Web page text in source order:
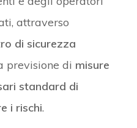
attraverso
di sicurezza
previsione di misure
standard di
i rischi.